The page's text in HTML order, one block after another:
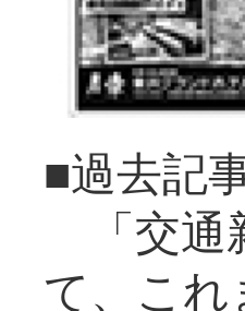
■過去記
「交通
て、こ